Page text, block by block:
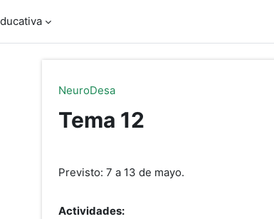
NeuroDesa
Tema 12
Perfilado de sección
Previsto: 7 a 13 de mayo.
Actividades: